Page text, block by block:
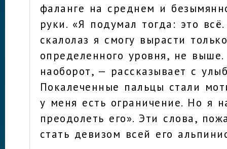
фаланге на среднем и
руки. «Я подумал тогда: это
скалолаз я смогу вырасти
определенного уровня, не
наоборот, — рассказывает с
Покалеченные пальцы стали
у меня есть ограничение. Но я
преодолеть его». Эти слова,
стать девизом всей его